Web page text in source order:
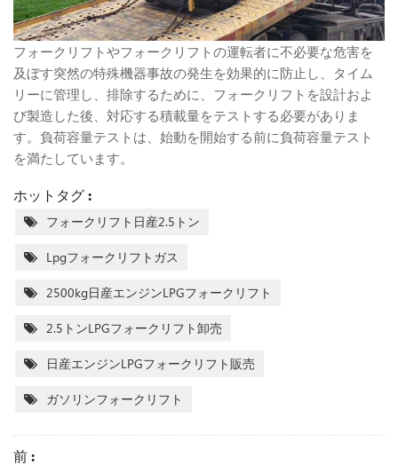
フォークリフトやフォークリフトの運転者に不必要な危害を
及ぼす突然の特殊機器事故の発生を効果的に防止し、タイム
リーに管理し、排除するために、フォークリフトを設計およ
び製造した後、対応する積載量をテストする必要がありま
す。負荷容量テストは、始動を開始する前に負荷容量テスト
を満たしています。
ホットタグ :
フォークリフト日産2.5トン
Lpgフォークリフトガス
2500kg日産エンジンLPGフォークリフト
2.5トンLPGフォークリフト卸売
日産エンジンLPGフォークリフト販売
ガソリンフォークリフト
前 :